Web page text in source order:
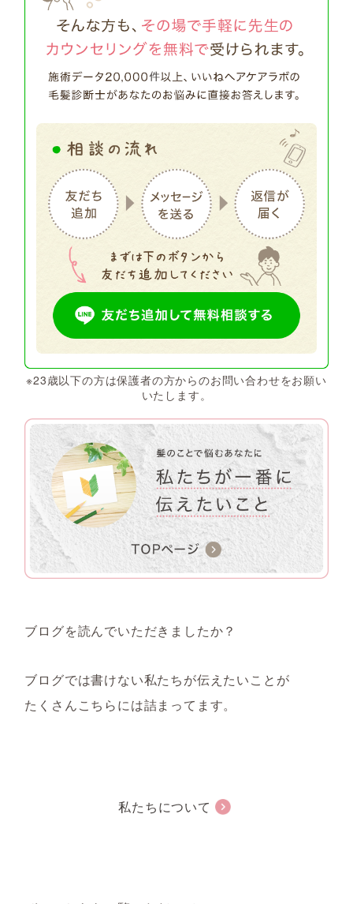
※23歳以下の方は保護者の方からのお問い合わせをお願い
いたします。
ブログを読んでいただきましたか？
ブログでは書けない私たちが伝えたいことが
たくさんこちらには詰まってます。
私たちについて